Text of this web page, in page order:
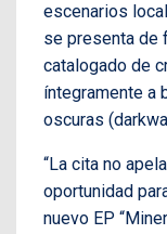
escenarios
se presenta de
catalogado de
íntegramente a
oscuras
“La cita no
oportunidad
nuevo EP